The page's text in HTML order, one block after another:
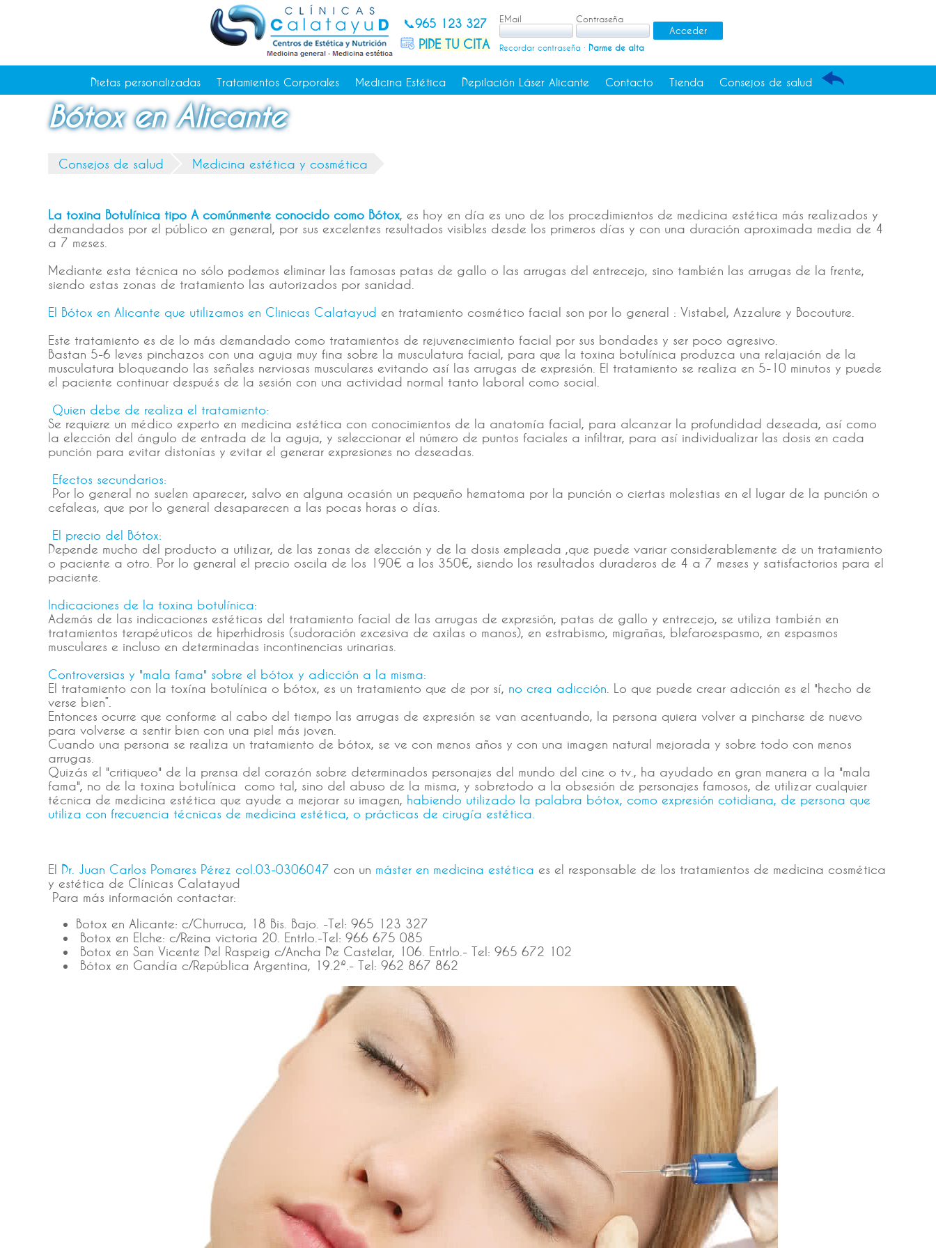
📞965 123 327
PIDE TU CITA
EMail Contraseña
Recordar contraseña · Darme de alta
Dietas personalizadas Tratamientos Corporales Medicina Estética Depilación Láser Alicante Contacto Tienda Consejos de salud
Consejos de salud
Bótox en Alicante
Consejos de salud Medicina estética y cosmética
La toxina Botulínica tipo A comúnmente conocido como Bótox , es hoy en día es uno de los procedimientos de medicina estética más realizados y
demandados por el público en general, por sus excelentes resultados visibles desde los primeros días y con una duración aproximada media de 4
a 7 meses.
Mediante esta técnica no sólo podemos eliminar las famosas patas de gallo o las arrugas del entrecejo, sino también las arrugas de la frente,
siendo estas zonas de tratamiento las autorizados por sanidad.
El Bótox en Alicante que utilizamos en Clinicas Calatayud en tratamiento cosmético facial son por lo general : Vistabel, Azzalure y Bocouture.
Este tratamiento es de lo más demandado como tratamientos de rejuvenecimiento facial por sus bondades y ser poco agresivo.
Bastan 5-6 leves pinchazos con una aguja muy fina sobre la musculatura facial, para que la toxina botulínica produzca una relajación de la
musculatura bloqueando las señales nerviosas musculares evitando así las arrugas de expresión. El tratamiento se realiza en 5-10 minutos y puede
el paciente continuar después de la sesión con una actividad normal tanto laboral como social.
Quien debe de realiza el tratamiento:
Se requiere un médico experto en medicina estética con conocimientos de la anatomía facial, para alcanzar la profundidad deseada, así como
la elección del ángulo de entrada de la aguja, y seleccionar el número de puntos faciales a infiltrar, para así individualizar las dosis en cada
punción para evitar distonías y evitar el generar expresiones no deseadas.
Efectos secundarios:
Por lo general no suelen aparecer, salvo en alguna ocasión un pequeño hematoma por la punción o ciertas molestias en el lugar de la punción o
cefaleas, que por lo general desaparecen a las pocas horas o días.
El precio del Bótox:
Depende mucho del producto a utilizar, de las zonas de elección y de la dosis empleada ,que puede variar considerablemente de un tratamiento
o paciente a otro. Por lo general el precio oscila de los 190€ a los 350€, siendo los resultados duraderos de 4 a 7 meses y satisfactorios para el
paciente.
Indicaciones de la toxina botulínica:
Además de las indicaciones estéticas del tratamiento facial de las arrugas de expresión, patas de gallo y entrecejo, se utiliza también en
tratamientos terapéuticos de hiperhidrosis (sudoración excesiva de axilas o manos), en estrabismo, migrañas, blefaroespasmo, en espasmos
musculares e incluso en determinadas incontinencias urinarias.
Controversias y "mala fama" sobre el bótox y adicción a la misma:
El tratamiento con la toxína botulínica o bótox, es un tratamiento que de por sí, no crea adicción . Lo que puede crear adicción es el "hecho de
verse bien”.
Entonces ocurre que conforme al cabo del tiempo las arrugas de expresión se van acentuando, la persona quiera volver a pincharse de nuevo
para volverse a sentir bien con una piel más joven.
Cuando una persona se realiza un tratamiento de bótox, se ve con menos años y con una imagen natural mejorada y sobre todo con menos
arrugas.
Quizás el "critiqueo" de la prensa del corazón sobre determinados personajes del mundo del cine o tv., ha ayudado en gran manera a la "mala
fama", no de la toxina botulínica como tal, sino del abuso de la misma, y sobretodo a la obsesión de personajes famosos, de utilizar cualquier
técnica de medicina estética que ayude a mejorar su imagen, habiendo utilizado la palabra bótox, como expresión cotidiana, de persona que
utiliza con frecuencia técnicas de medicina estética, o prácticas de cirugía estética.
El Dr. Juan Carlos Pomares Pérez col.03-0306047 con un máster en medicina estética es el responsable de los tratamientos de medicina cosmética
y estética de Clínicas Calatayud
Para más información contactar:
Botox en Alicante: c/Churruca, 18 Bis. Bajo. -Tel: 965 123 327
Botox en Elche: c/Reina victoria 20. Entrlo.-Tel: 966 675 085
Botox en San Vicente Del Raspeig c/Ancha De Castelar, 106. Entrlo.- Tel: 965 672 102
Bótox en Gandía c/República Argentina, 19.2º.- Tel: 962 867 862